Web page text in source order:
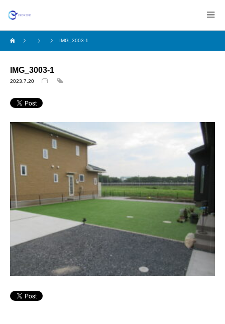
IMG_3003-1
IMG_3003-1
2023.7.20